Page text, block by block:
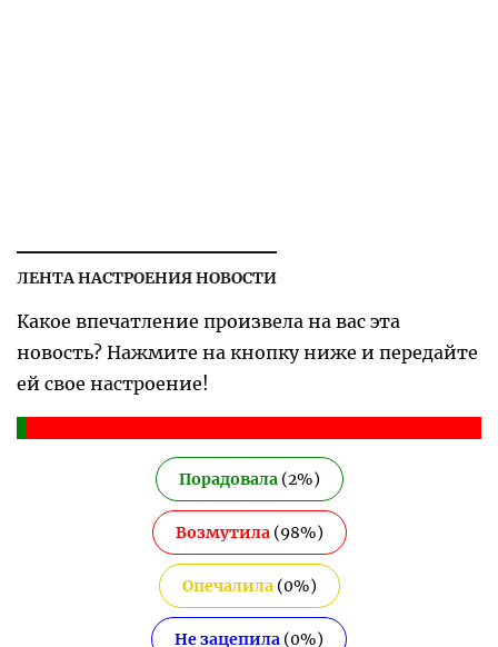
ЛЕНТА НАСТРОЕНИЯ НОВОСТИ
Какое впечатление произвела на вас эта
новость? Нажмите на кнопку ниже и передайте
ей свое настроение!
Порадовала(2%)
Возмутила(98%)
Опечалила(0%)
Не зацепила (0%)